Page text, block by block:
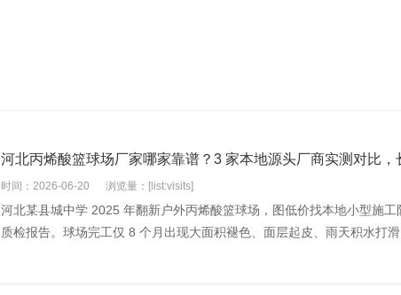
河北丙烯酸篮球场厂家哪家靠谱？3 家本地源头厂商实测对比，
时间：2026-06-20 浏览量：[list:visits]
河北某县城中学 2025 年翻新户外丙烯酸篮球场，图低价找本地小型施
质检报告。球场完工仅 8 个月出现大面积褪色、面层起皮、雨天积水打滑